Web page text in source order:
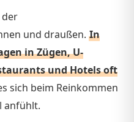
der
und draußen. In
in Zügen, U-
und Hotels oft
sich beim Reinkommen
anfühlt.